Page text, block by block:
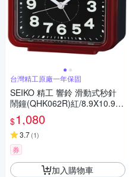
台灣精工原廠一年保固
SEIKO 精工 響鈴 滑動式秒針
鬧鐘(QHK062R)紅/8.9X10.9c
m
$1,080
3.7(1)
券
加入購物車